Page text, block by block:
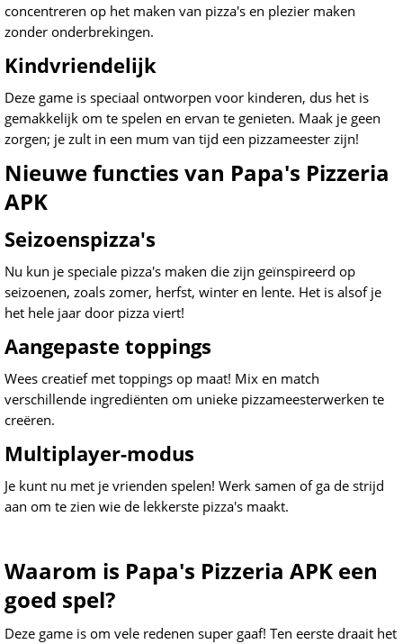
concentreren op het maken van pizza's en plezier maken
zonder onderbrekingen.
Kindvriendelijk
Deze game is speciaal ontworpen voor kinderen, dus het is
gemakkelijk om te spelen en ervan te genieten. Maak je geen
zorgen; je zult in een mum van tijd een pizzameester zijn!
Nieuwe functies van Papa's Pizzeria
APK
Seizoenspizza's
Nu kun je speciale pizza's maken die zijn geïnspireerd op
seizoenen, zoals zomer, herfst, winter en lente. Het is alsof je
het hele jaar door pizza viert!
Aangepaste toppings
Wees creatief met toppings op maat! Mix en match
verschillende ingrediënten om unieke pizzameesterwerken te
creëren.
Multiplayer-modus
Je kunt nu met je vrienden spelen! Werk samen of ga de strijd
aan om te zien wie de lekkerste pizza's maakt.
Waarom is Papa's Pizzeria APK een
goed spel?
Deze game is om vele redenen super gaaf! Ten eerste draait het